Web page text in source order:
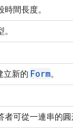
間長度。
立新的 Form。
者可從一連串的